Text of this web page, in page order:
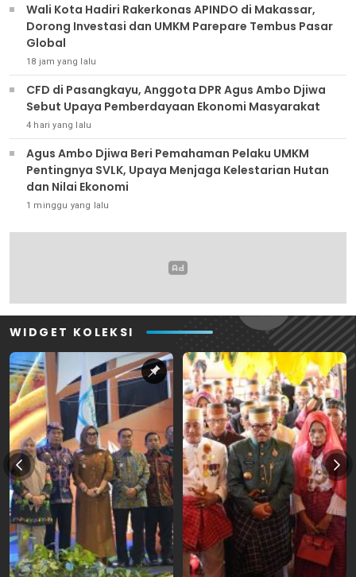
Wali Kota Hadiri Rakerkonas APINDO di Makassar,
Dorong Investasi dan UMKM Parepare Tembus Pasar
Global
18 jam yang lalu
CFD di Pasangkayu, Anggota DPR Agus Ambo Djiwa
Sebut Upaya Pemberdayaan Ekonomi Masyarakat
4 hari yang lalu
‎Agus Ambo Djiwa Beri Pemahaman Pelaku UMKM
Pentingnya SVLK, Upaya Menjaga Kelestarian Hutan
dan Nilai Ekonomi
1 minggu yang lalu
WIDGET KOLEKSI